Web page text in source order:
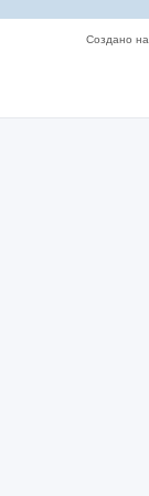
Создано